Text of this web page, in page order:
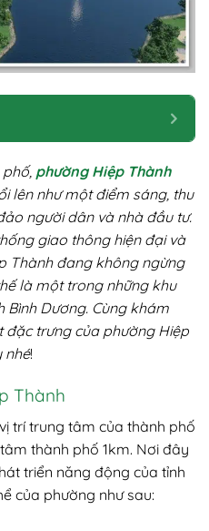
phường Hiệp Thành
lên như một điểm sáng, thu
người dân và nhà đầu tư.
giao thông hiện đại và
Thành đang không ngừng
là một trong những khu
Bình Dương. Cùng khám
đặc trưng của phường Hiệp
nhé!
Thành
trí trung tâm của thành phố
thành phố 1km. Nơi đây
triển năng động của tỉnh
của phường như sau: